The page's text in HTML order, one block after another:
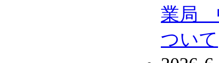
業局
ついて